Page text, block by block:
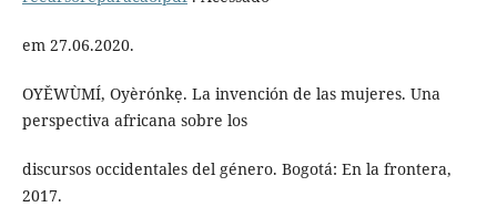
em 27.06.2020.
OYĚWÙMÍ, Oyèrónkẹ. La invención de las mujeres. Una
perspectiva africana sobre los
discursos occidentales del género. Bogotá: En la frontera,
2017.